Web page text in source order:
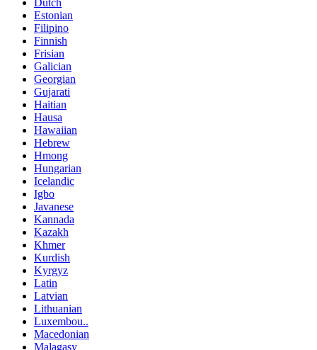
Dutch
Estonian
Filipino
Finnish
Frisian
Galician
Georgian
Gujarati
Haitian
Hausa
Hawaiian
Hebrew
Hmong
Hungarian
Icelandic
Igbo
Javanese
Kannada
Kazakh
Khmer
Kurdish
Kyrgyz
Latin
Latvian
Lithuanian
Luxembou..
Macedonian
Malagasy